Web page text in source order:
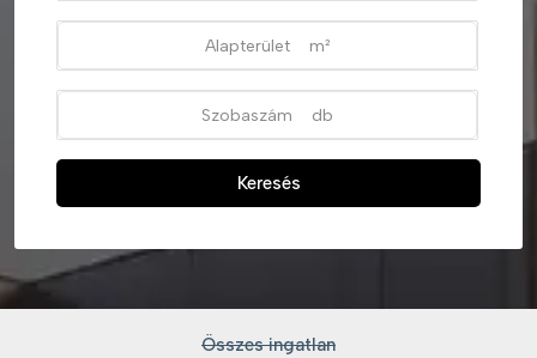
Keresés
Összes ingatlan